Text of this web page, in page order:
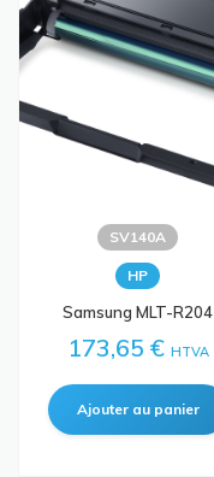
SV140A
HP
Samsung MLT-R204
173,65 € HTVA